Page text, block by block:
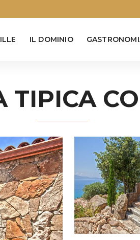
IL DOMINIO
TIPICA